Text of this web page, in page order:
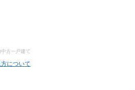
古一戸建て
について